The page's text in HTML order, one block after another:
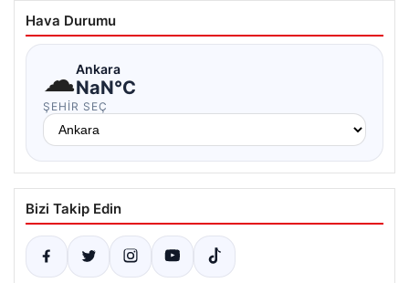
Hava Durumu
☁Ankara
NaN°C
ŞEHIR SEÇ
Bizi Takip Edin